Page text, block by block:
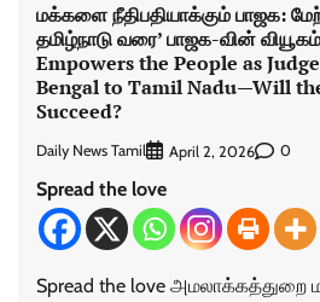
மக்களை நீதிபதியாக்கும் பாஜக:
தமிழ்நாடு வரை’ பாஜக-வின்
Empowers the People as
Bengal to Tamil Nadu—Will the
Succeed?
Daily News Tamil April 2, 2026 0
Spread the love
Spread the love அமலாக்கத்துறை